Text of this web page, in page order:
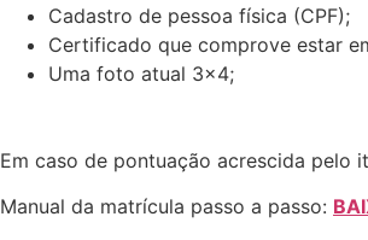
Cadastro de pessoa física (CPF);
Certificado que comprove estar
Uma foto atual 3×4;
Em caso de pontuação acrescida pelo
Manual da matrícula passo a passo: